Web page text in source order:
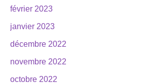
février 2023
janvier 2023
décembre 2022
novembre 2022
octobre 2022